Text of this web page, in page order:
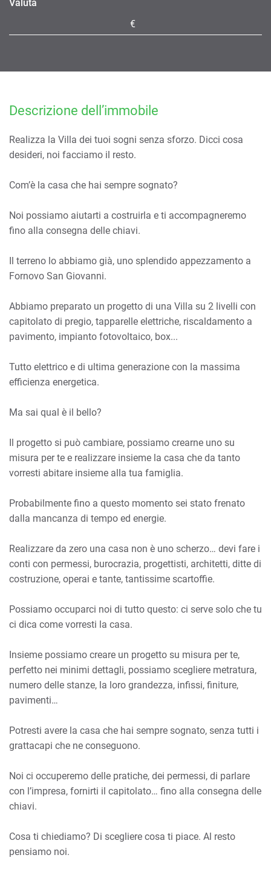
Valuta
€
Descrizione dell’immobile
Realizza la Villa dei tuoi sogni senza sforzo. Dicci cosa
desideri, noi facciamo il resto.
Com’è la casa che hai sempre sognato?
Noi possiamo aiutarti a costruirla e ti accompagneremo
fino alla consegna delle chiavi.
Il terreno lo abbiamo già, uno splendido appezzamento a
Fornovo San Giovanni.
Abbiamo preparato un progetto di una Villa su 2 livelli con
capitolato di pregio, tapparelle elettriche, riscaldamento a
pavimento, impianto fotovoltaico, box...
Tutto elettrico e di ultima generazione con la massima
efficienza energetica.
Ma sai qual è il bello?
Il progetto si può cambiare, possiamo crearne uno su
misura per te e realizzare insieme la casa che da tanto
vorresti abitare insieme alla tua famiglia.
Probabilmente fino a questo momento sei stato frenato
dalla mancanza di tempo ed energie.
Realizzare da zero una casa non è uno scherzo… devi fare i
conti con permessi, burocrazia, progettisti, architetti, ditte di
costruzione, operai e tante, tantissime scartoffie.
Possiamo occuparci noi di tutto questo: ci serve solo che tu
ci dica come vorresti la casa.
Insieme possiamo creare un progetto su misura per te,
perfetto nei minimi dettagli, possiamo scegliere metratura,
numero delle stanze, la loro grandezza, infissi, finiture,
pavimenti…
Potresti avere la casa che hai sempre sognato, senza tutti i
grattacapi che ne conseguono.
Noi ci occuperemo delle pratiche, dei permessi, di parlare
con l’impresa, fornirti il capitolato… fino alla consegna delle
chiavi.
Cosa ti chiediamo? Di scegliere cosa ti piace. Al resto
pensiamo noi.